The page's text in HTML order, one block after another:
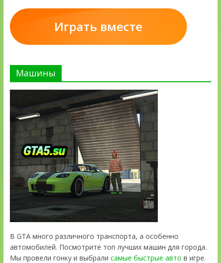
Играть вместе
Машины
В GTA много различного транспорта, а особенно
автомобилей. Посмотрите топ лучших машин для города.
Мы провели гонку и выбрали самые быстрые авто в игре.